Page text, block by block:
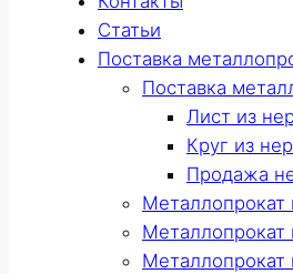
Статьи
Поставка
Поставка
Лист из
Круг из
Продажа
Металлопрокат
Металлопрокат
Металлопрокат